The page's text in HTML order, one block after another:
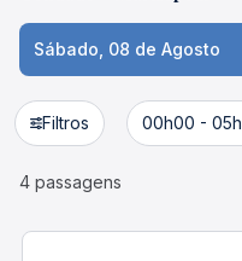
Sábado, 08 de Agosto
Filtros 00h00 -
4 passagens